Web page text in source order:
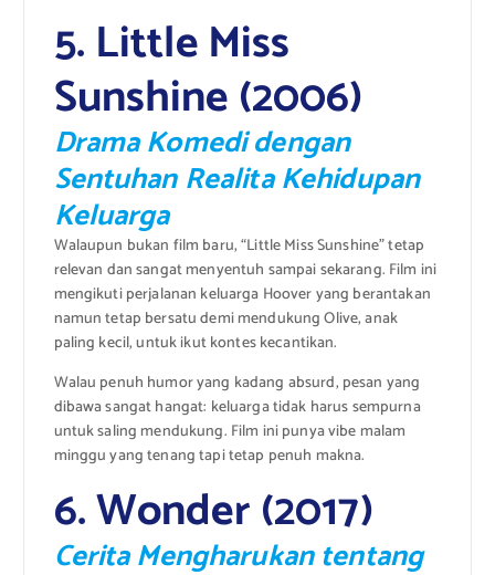
5. Little Miss
Sunshine (2006)
Drama Komedi dengan
Sentuhan Realita Kehidupan
Keluarga
Walaupun bukan film baru, “Little Miss Sunshine” tetap
relevan dan sangat menyentuh sampai sekarang. Film ini
mengikuti perjalanan keluarga Hoover yang berantakan
namun tetap bersatu demi mendukung Olive, anak
paling kecil, untuk ikut kontes kecantikan.
Walau penuh humor yang kadang absurd, pesan yang
dibawa sangat hangat: keluarga tidak harus sempurna
untuk saling mendukung. Film ini punya vibe malam
minggu yang tenang tapi tetap penuh makna.
6. Wonder (2017)
Cerita Mengharukan tentang